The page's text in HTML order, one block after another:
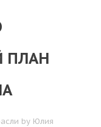
ПЛАН
by Юлия